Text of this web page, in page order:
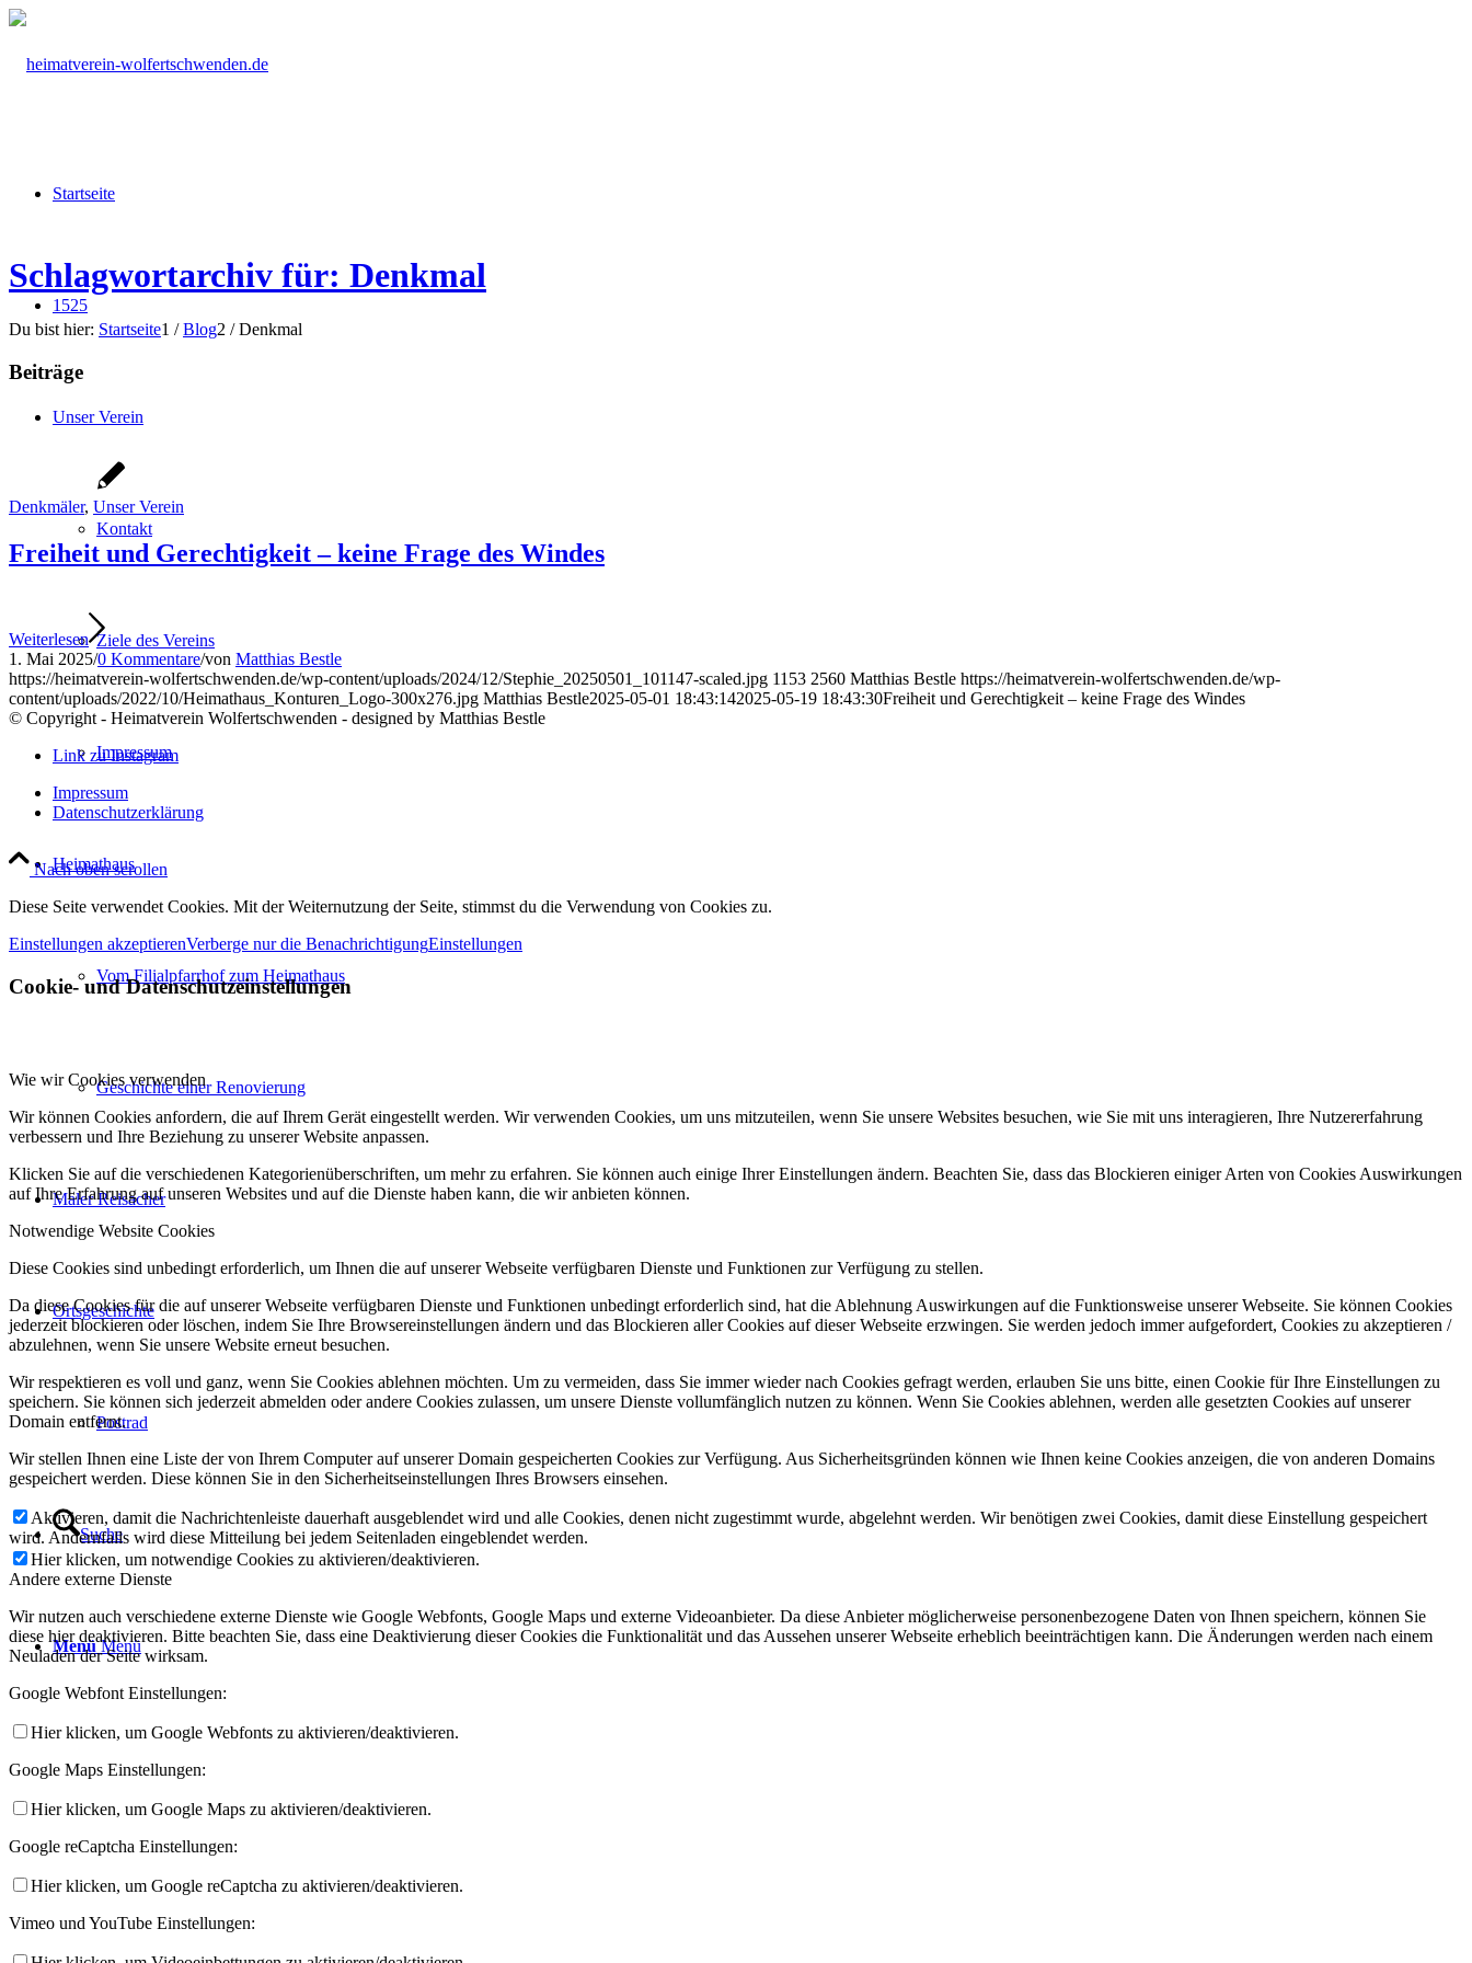
Startseite
1525
Unser Verein
Kontakt
Ziele des Vereins
Impressum
Heimathaus
Vom Filialpfarrhof zum Heimathaus
Geschichte einer Renovierung
Maler Reisacher
Ortsgeschichte
Postrad
Suche
Menü Menü
Schlagwortarchiv für: Denkmal
Du bist hier: Startseite1 / Blog2 / Denkmal
Beiträge
Denkmäler, Unser Verein
Freiheit und Gerechtigkeit – keine Frage des Windes
Weiterlesen
1. Mai 2025/0 Kommentare/von Matthias Bestle
https://heimatverein-wolfertschwenden.de/wp-content/uploads/2024/12/Stephie_20250501_101147-scaled.jpg 1153 2560 Matthias Bestle https://heimatverein-wolfertschwenden.de/wp-
content/uploads/2022/10/Heimathaus_Konturen_Logo-300x276.jpg Matthias Bestle2025-05-01 18:43:142025-05-19 18:43:30Freiheit und Gerechtigkeit – keine Frage des Windes
© Copyright - Heimatverein Wolfertschwenden - designed by Matthias Bestle
Link zu Instagram
Impressum
Datenschutzerklärung
Nach oben scrollen
Diese Seite verwendet Cookies. Mit der Weiternutzung der Seite, stimmst du die Verwendung von Cookies zu.
Einstellungen akzeptierenVerberge nur die BenachrichtigungEinstellungen
Cookie- und Datenschutzeinstellungen
Wie wir Cookies verwenden
Wir können Cookies anfordern, die auf Ihrem Gerät eingestellt werden. Wir verwenden Cookies, um uns mitzuteilen, wenn Sie unsere Websites besuchen, wie Sie mit uns interagieren, Ihre Nutzererfahrung
verbessern und Ihre Beziehung zu unserer Website anpassen.
Klicken Sie auf die verschiedenen Kategorienüberschriften, um mehr zu erfahren. Sie können auch einige Ihrer Einstellungen ändern. Beachten Sie, dass das Blockieren einiger Arten von Cookies Auswirkungen
auf Ihre Erfahrung auf unseren Websites und auf die Dienste haben kann, die wir anbieten können.
Notwendige Website Cookies
Diese Cookies sind unbedingt erforderlich, um Ihnen die auf unserer Webseite verfügbaren Dienste und Funktionen zur Verfügung zu stellen.
Da diese Cookies für die auf unserer Webseite verfügbaren Dienste und Funktionen unbedingt erforderlich sind, hat die Ablehnung Auswirkungen auf die Funktionsweise unserer Webseite. Sie können Cookies
jederzeit blockieren oder löschen, indem Sie Ihre Browsereinstellungen ändern und das Blockieren aller Cookies auf dieser Webseite erzwingen. Sie werden jedoch immer aufgefordert, Cookies zu akzeptieren /
abzulehnen, wenn Sie unsere Website erneut besuchen.
Wir respektieren es voll und ganz, wenn Sie Cookies ablehnen möchten. Um zu vermeiden, dass Sie immer wieder nach Cookies gefragt werden, erlauben Sie uns bitte, einen Cookie für Ihre Einstellungen zu
speichern. Sie können sich jederzeit abmelden oder andere Cookies zulassen, um unsere Dienste vollumfänglich nutzen zu können. Wenn Sie Cookies ablehnen, werden alle gesetzten Cookies auf unserer
Domain entfernt.
Wir stellen Ihnen eine Liste der von Ihrem Computer auf unserer Domain gespeicherten Cookies zur Verfügung. Aus Sicherheitsgründen können wie Ihnen keine Cookies anzeigen, die von anderen Domains
gespeichert werden. Diese können Sie in den Sicherheitseinstellungen Ihres Browsers einsehen.
Aktivieren, damit die Nachrichtenleiste dauerhaft ausgeblendet wird und alle Cookies, denen nicht zugestimmt wurde, abgelehnt werden. Wir benötigen zwei Cookies, damit diese Einstellung gespeichert
wird. Andernfalls wird diese Mitteilung bei jedem Seitenladen eingeblendet werden.
Hier klicken, um notwendige Cookies zu aktivieren/deaktivieren.
Andere externe Dienste
Wir nutzen auch verschiedene externe Dienste wie Google Webfonts, Google Maps und externe Videoanbieter. Da diese Anbieter möglicherweise personenbezogene Daten von Ihnen speichern, können Sie
diese hier deaktivieren. Bitte beachten Sie, dass eine Deaktivierung dieser Cookies die Funktionalität und das Aussehen unserer Webseite erheblich beeinträchtigen kann. Die Änderungen werden nach einem
Neuladen der Seite wirksam.
Google Webfont Einstellungen:
Hier klicken, um Google Webfonts zu aktivieren/deaktivieren.
Google Maps Einstellungen:
Hier klicken, um Google Maps zu aktivieren/deaktivieren.
Google reCaptcha Einstellungen:
Hier klicken, um Google reCaptcha zu aktivieren/deaktivieren.
Vimeo und YouTube Einstellungen: